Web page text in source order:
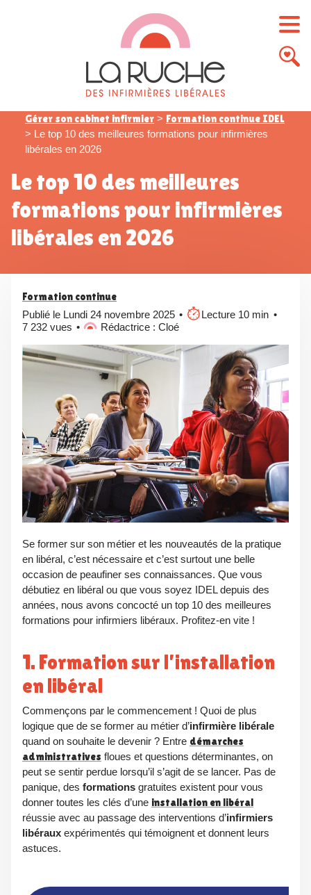
Gérer son cabinet infirmier > Formation continue IDEL
> Le top 10 des meilleures formations pour infirmières
libérales en 2026
Le top 10 des meilleures
formations pour infirmières
libérales en 2026
Formation continue
Publié le Lundi 24 novembre 2025
Lecture 10 min
7 232 vues
Rédactrice : Cloé
Se former sur son métier et les nouveautés de la pratique
en libéral, c’est nécessaire et c’est surtout une belle
occasion de peaufiner ses connaissances. Que vous
débutiez en libéral ou que vous soyez IDEL depuis des
années, nous avons concocté un top 10 des meilleures
formations pour infirmiers libéraux. Profitez-en vite !
1. Formation sur l’installation
en libéral
Commençons par le commencement ! Quoi de plus
logique que de se former au métier d’infirmière libérale
quand on souhaite le devenir ? Entre démarches
administratives floues et questions déterminantes, on
peut se sentir perdue lorsqu’il s’agit de se lancer. Pas de
panique, des formations gratuites existent pour vous
donner toutes les clés d’une installation en libéral
réussie avec au passage des interventions d’infirmiers
libéraux expérimentés qui témoignent et donnent leurs
astuces.